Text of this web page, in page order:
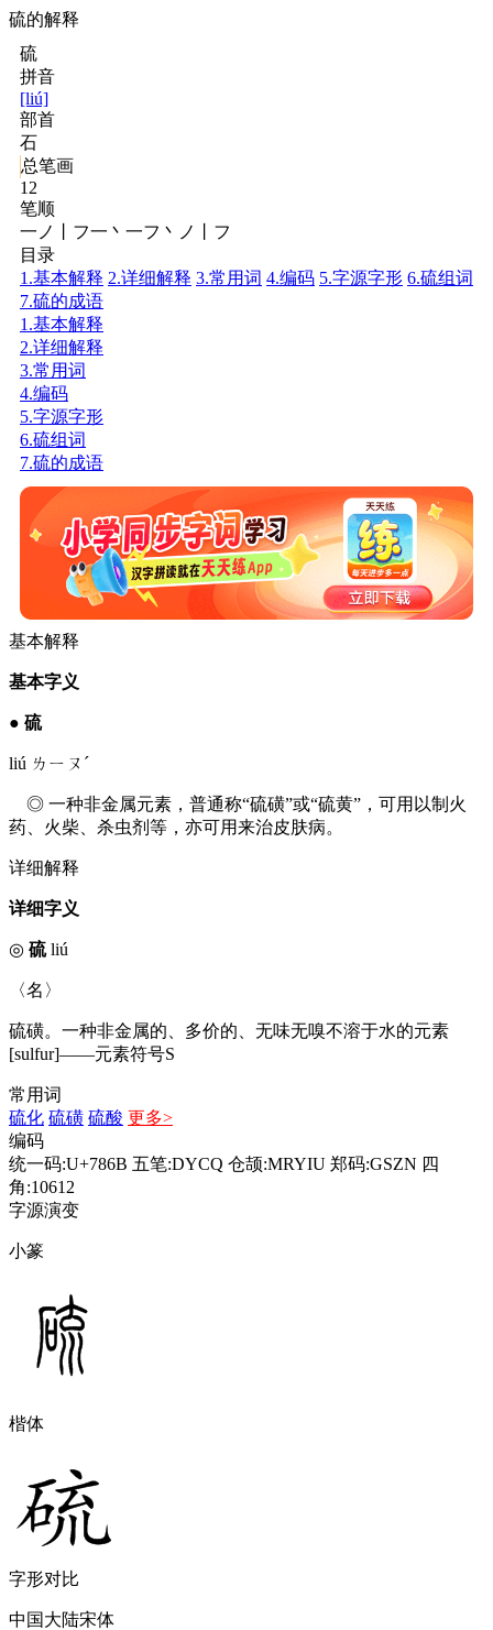
硫的解释
硫
拼音
[liú]
部首
石
总笔画
12
笔顺
一ノ丨フ一丶一フ丶ノ丨フ
目录
1.基本解释 2.详细解释 3.常用词 4.编码 5.字源字形 6.硫组词
7.硫的成语
1.基本解释
2.详细解释
3.常用词
4.编码
5.字源字形
6.硫组词
7.硫的成语
基本解释
基本字义
● 硫
liú ㄌㄧㄡˊ
◎ 一种非金属元素，普通称“硫磺”或“硫黄”，可用以制火
药、火柴、杀虫剂等，亦可用来治皮肤病。
详细解释
详细字义
◎ 硫liú
〈名〉
硫磺。一种非金属的、多价的、无味无嗅不溶于水的元素
[sulfur]——元素符号S
常用词
硫化 硫磺 硫酸 更多>
编码
统一码:U+786B 五笔:DYCQ 仓颉:MRYIU 郑码:GSZN 四
角:10612
字源演变
小篆
楷体
字形对比
中国大陆宋体